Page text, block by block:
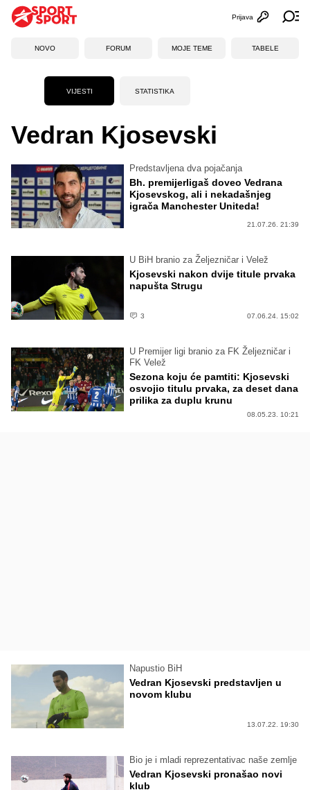
Otvori
Prijava
NOVO FORUM MOJE TEME TABELE
VIJESTI STATISTIKA
Vedran Kjosevski
Predstavljena dva pojačanja
Bh. premijerligaš doveo Vedrana
Kjosevskog, ali i nekadašnjeg
igrača Manchester Uniteda!
21.07.26. 21:39
U BiH branio za Željezničar i Velež
Kjosevski nakon dvije titule prvaka
napušta Strugu
3 07.06.24. 15:02
U Premijer ligi branio za FK Željezničar i
FK Velež
Sezona koju će pamtiti: Kjosevski
osvojio titulu prvaka, za deset dana
prilika za duplu krunu
08.05.23. 10:21
Napustio BiH
Vedran Kjosevski predstavljen u
novom klubu
13.07.22. 19:30
Bio je i mladi reprezentativac naše zemlje
Vedran Kjosevski pronašao novi
klub